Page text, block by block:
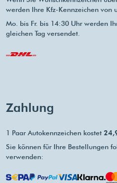
werden Ihre Kfz-Kennzeichen von
Mo. bis Fr. bis 14:30 Uhr werden
gleichen Tag versendet.
Zahlung
1 Paar Autokennzeichen kostet
Sie können für Ihre Bestellungen
verwenden: